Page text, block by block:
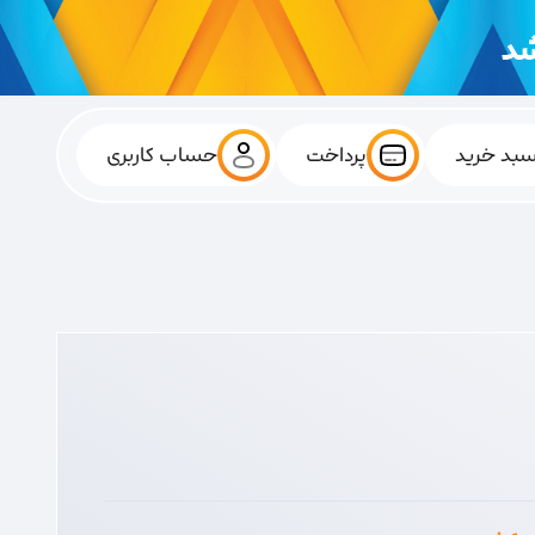
خرید پرداخت حساب کاربری